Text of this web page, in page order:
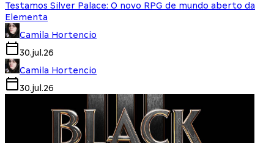
Testamos Silver Palace: O novo RPG de mundo aberto da
Elementa
Camila Hortencio
30.jul.26
Camila Hortencio
30.jul.26